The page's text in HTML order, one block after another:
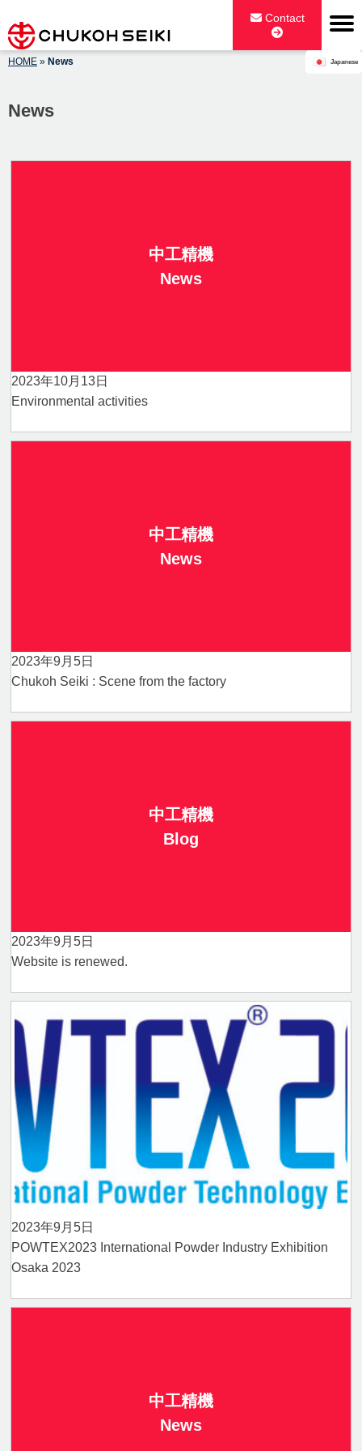
to
content
Japanese
Contact
HOME » News
News
中工精機
News
2023年10月13日
Environmental activities
中工精機
News
2023年9月5日
Chukoh Seiki : Scene from the factory
中工精機
Blog
2023年9月5日
Website is renewed.
2023年9月5日
POWTEX2023 International Powder Industry Exhibition
Osaka 2023
中工精機
News